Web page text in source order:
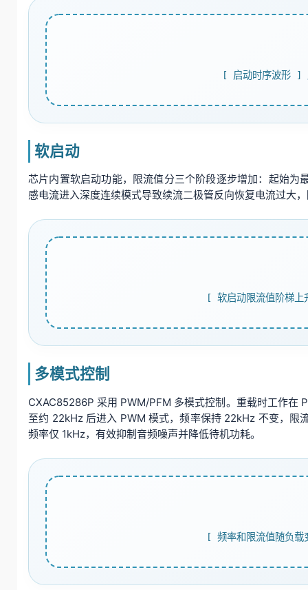
[ 启动时序波形 ]
软启动
芯片内置软启动功能，限流值分三个阶段逐步增加：起始
感电流进入深度连续模式导致续流二极管反向恢复电流过大
[ 软启动限流值阶梯
多模式控制
CXAC85286P 采用 PWM/PFM 多模式控制。重载时工作在
至约 22kHz 后进入 PWM 模式，频率保持 22kHz 不变，
频率仅 1kHz，有效抑制音频噪声并降低待机功耗。
[ 频率和限流值随负